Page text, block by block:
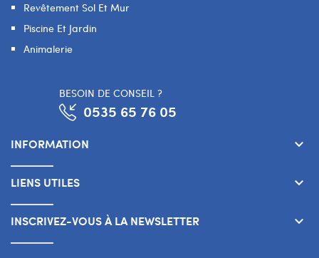
Revêtement Sol Et Mur
Piscine Et Jardin
Animalerie
BESOIN DE CONSEIL ?
0535 65 76 05
INFORMATION keyboard_arrow_down
LIENS UTILES keyboard_arrow_down
INSCRIVEZ-VOUS À LA NEWSLETTER keyboard_arrow_down